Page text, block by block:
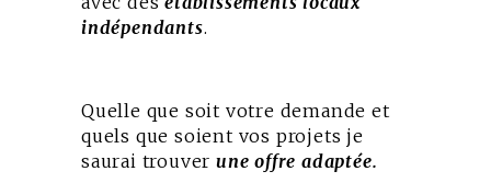
indépendants.
Quelle que soit votre demande et
quels que soient vos projets je
saurai trouverune offre adaptée.